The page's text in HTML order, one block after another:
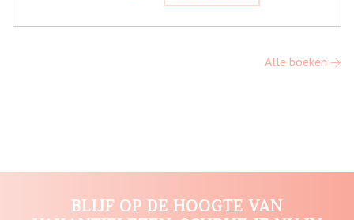
Alle boeken
BLIJF OP DE HOOGTE VAN